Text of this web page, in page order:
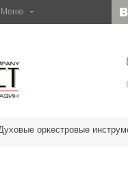
оркестровые